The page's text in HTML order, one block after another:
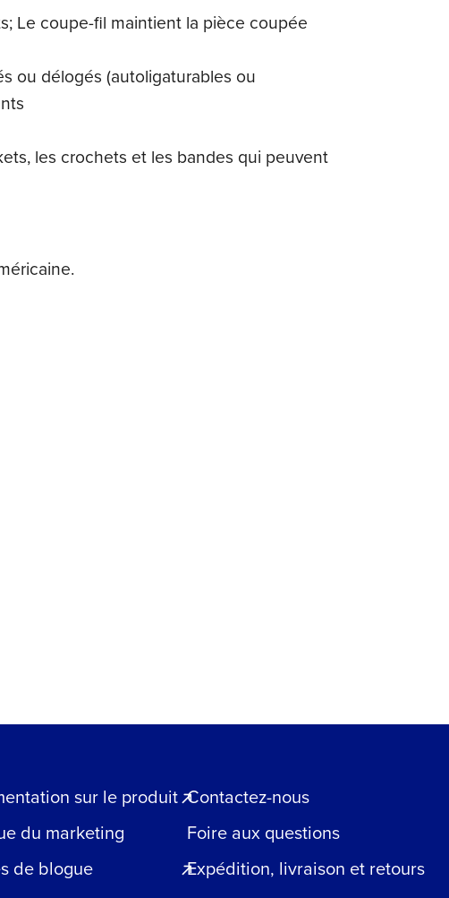
Le coupe-fil maintient la pièce coupée
ou délogés (autoligaturables ou
les crochets et les bandes qui peuvent
sur le produit
du marketing
de blogue
Contactez-nous
Foire aux questions
Expédition, livraison et retours